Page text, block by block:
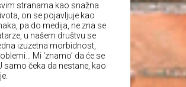
stranama kao snažna
on se pojavljuje kao
pa do medija, ne zna se
u našem društvu se
izuzetna morbidnost,
Mi ‘znamo’ da će se
samo čeka da nestane, kao